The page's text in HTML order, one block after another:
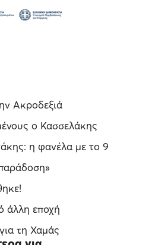
Ακροδεξιά
ο Κασσελάκης
η φανέλα με το 9
άλλη εποχή
τη Χαμάς